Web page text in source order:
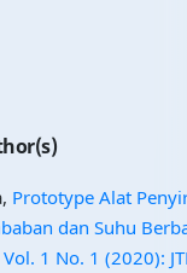
Prototype Alat
dan Suhu
1 No. 1 (2020):